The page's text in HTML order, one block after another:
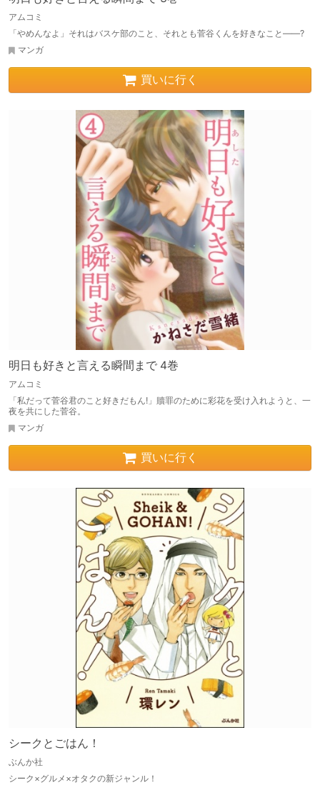
アムコミ
「やめんなよ」それはバスケ部のこと、それとも菅谷くんを好きなこと――?
マンガ
買いに行く
明日も好きと言える瞬間まで 4巻
アムコミ
「私だって菅谷君のこと好きだもん!」贖罪のために彩花を受け入れようと、一
夜を共にした菅谷。
マンガ
買いに行く
シークとごはん！
ぶんか社
シーク×グルメ×オタクの新ジャンル！